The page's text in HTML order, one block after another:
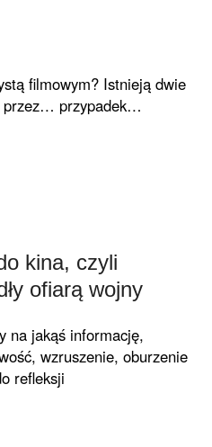
fil­mowym? Istnieją dwie
przez… przypadek…
kina, czyli
ofiarą wojny
na jakąś informację,
wzruszenie, oburzenie
refleksji